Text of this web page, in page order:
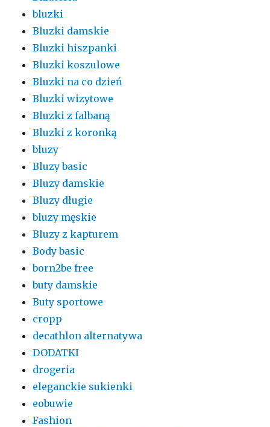
bluzki
Bluzki damskie
Bluzki hiszpanki
Bluzki koszulowe
Bluzki na co dzień
Bluzki wizytowe
Bluzki z falbaną
Bluzki z koronką
bluzy
Bluzy basic
Bluzy damskie
Bluzy długie
bluzy męskie
Bluzy z kapturem
Body basic
born2be free
buty damskie
Buty sportowe
cropp
decathlon alternatywa
DODATKI
drogeria
eleganckie sukienki
eobuwie
Fashion